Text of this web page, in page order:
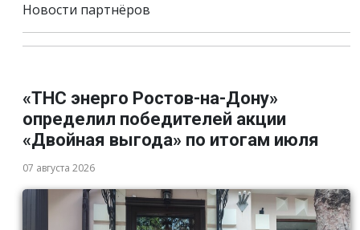
Новости партнёров
«ТНС энерго Ростов-на-Дону»
определил победителей акции
«Двойная выгода» по итогам июля
07 августа 2026